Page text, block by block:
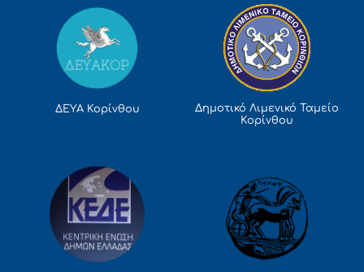
ΔΕΥΑ Κορίνθου
Δημοτικό Λιμενικό Ταμείο
Κορίνθου